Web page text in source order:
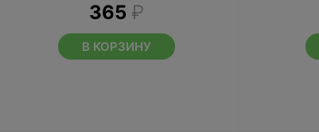
365 ₽
В КОРЗИНУ